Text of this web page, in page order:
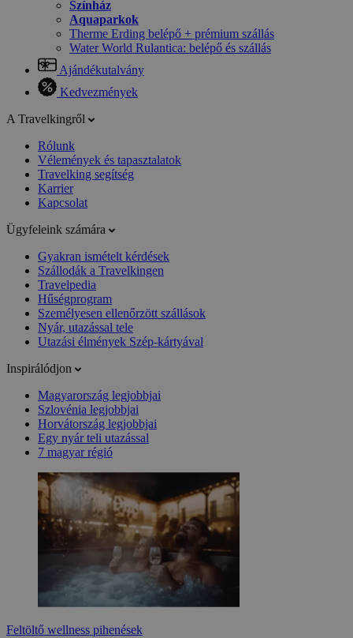
Színház
Aquaparkok
Therme Erding belépő + prémium szállás
Water World Rulantica: belépő és szállás
Ajándékutalvány
Kedvezmények
A Travelkingről
Rólunk
Vélemények és tapasztalatok
Travelking segítség
Karrier
Kapcsolat
Ügyfeleink számára
Gyakran ismételt kérdések
Szállodák a Travelkingen
Travelpedia
Hűségprogram
Személyesen ellenőrzött szállások
Nyár, utazással tele
Utazási élmények Szép-kártyával
Inspirálódjon
Magyarország legjobbjai
Szlovénia legjobbjai
Horvátország legjobbjai
Egy nyár teli utazással
7 magyar régió
Feltöltő wellness pihenések